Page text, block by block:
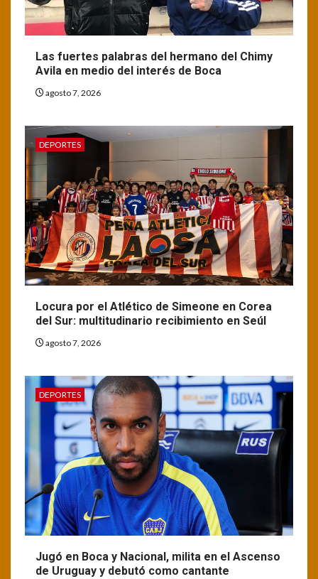
Las fuertes palabras del hermano del Chimy
Avila en medio del interés de Boca
agosto 7, 2026
DEPORTES
Locura por el Atlético de Simeone en Corea
del Sur: multitudinario recibimiento en Seúl
agosto 7, 2026
DEPORTES
Jugó en Boca y Nacional, milita en el Ascenso
de Uruguay y debutó como cantante